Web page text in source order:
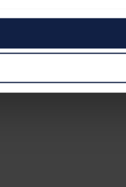
usan para personalizar el
que les haya